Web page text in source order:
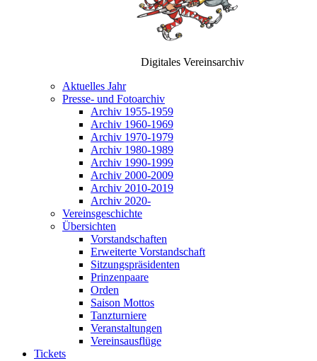
Digitales Vereinsarchiv
Aktuelles Jahr
Presse- und Fotoarchiv
Archiv 1955-1959
Archiv 1960-1969
Archiv 1970-1979
Archiv 1980-1989
Archiv 1990-1999
Archiv 2000-2009
Archiv 2010-2019
Archiv 2020-
Vereinsgeschichte
Übersichten
Vorstandschaften
Erweiterte Vorstandschaft
Sitzungspräsidenten
Prinzenpaare
Orden
Saison Mottos
Tanzturniere
Veranstaltungen
Vereinsausflüge
Tickets